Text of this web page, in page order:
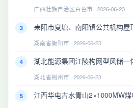
广西壮族自治区百色市 · 2026-06-23
3 耒阳市夏塘、南阳镇公共机构屋
湖南省衡阳市 · 2026-06-23
4 湖北能源集团江陵构网型风储一
湖北省荆州市 · 2026-06-23
5 江西华电吉水青山2×1000MW煤